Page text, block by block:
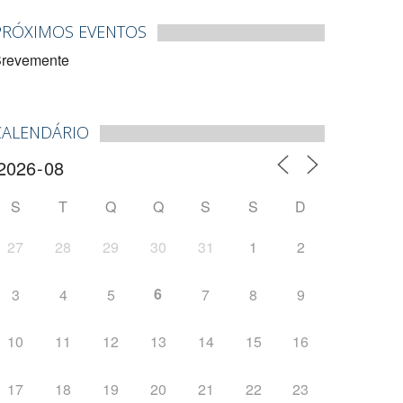
EVENTOS
S T Q Q S S
D
27
28 29 30 31 1 2
3 4 5 6 7 8 9
10 11 12 13 14 15 16
17 18 19 20 21 22 23